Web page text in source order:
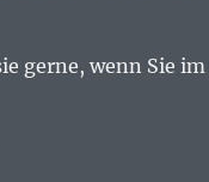
gerne, wenn Sie
im Schlafsack“